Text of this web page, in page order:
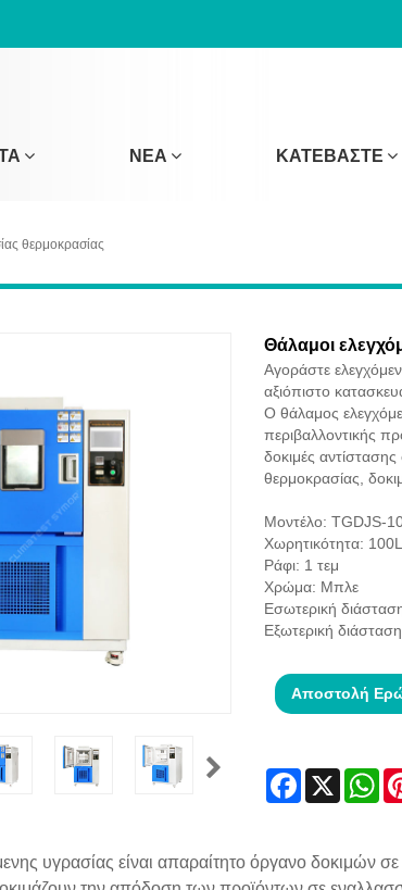
ΝΈΑ ΚΑΤΕΒΆΣΤΕ
θερμοκρασίας
Θάλαμοι
Αγοράστε
αξιόπιστο
Ο θάλαμος
περιβαλλοντικής
δοκιμές
θερμοκρασίας,
Μοντέλο: TGDJS-
Χωρητικότητα: 100L
Ράφι: 1 τεμ
Χρώμα: Μπλε
Εσωτερική
Εξωτερική
Αποστολή
Facebook
X
υγρασίας είναι απαραίτητο όργανο δοκιμών